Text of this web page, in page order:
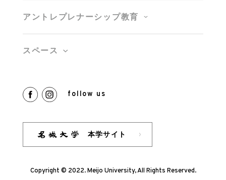
アントレプレナーシップ教育
スペース
follow us
本学サイト
Copyright © 2022. Meijo University, All Rights Reserved.